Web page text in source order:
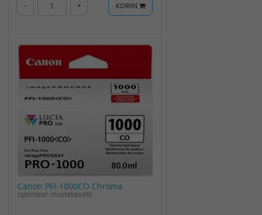
- + KORIIN
Canon PFI-1000CO Chroma
optimizer mustekasetti